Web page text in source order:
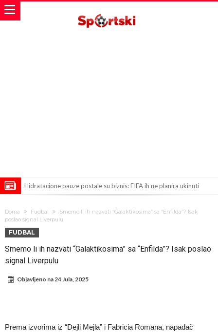
Hidratacione pauze postale su biznis: FIFA ih ne planira ukinuti
Infantino i ljubavnička veza: Kontroverzni detalji i novčana isplata iz
UEFA
Murinjo uvodi strogu disciplinu u Real Madrid. Ovo su tri nova
pravila
Arsenal za 138 miliona evra dovodi zvezdu Serie A?
Doma Fudbal
Smemo li ih nazvati “Galaktikosima” sa “Enfilda”? Isak
poslao signal Liverpulu
FUDBAL
Smemo li ih nazvati “Galaktikosima” sa “Enfilda”? Isak poslao
signal Liverpulu
Objavljeno na24 Jula, 2025
Prema izvorima iz “Dejli Mejla” i Fabricia Romana, napadač